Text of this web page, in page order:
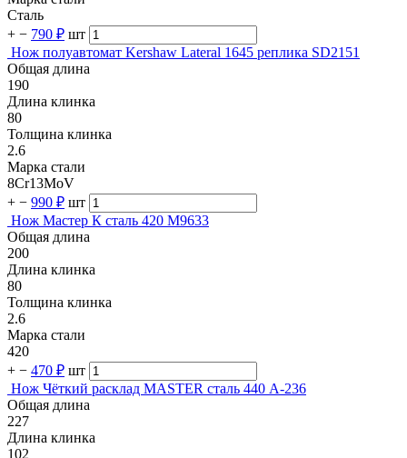
Сталь
+ − 790 ₽ шт
Нож полуавтомат Kershaw Lateral 1645 реплика SD2151
Общая длина
190
Длина клинка
80
Толщина клинка
2.6
Марка стали
8Cr13MoV
+ − 990 ₽ шт
Нож Мастер К сталь 420 M9633
Общая длина
200
Длина клинка
80
Толщина клинка
2.6
Марка стали
420
+ − 470 ₽ шт
Нож Чёткий расклад MASTER сталь 440 A-236
Общая длина
227
Длина клинка
102